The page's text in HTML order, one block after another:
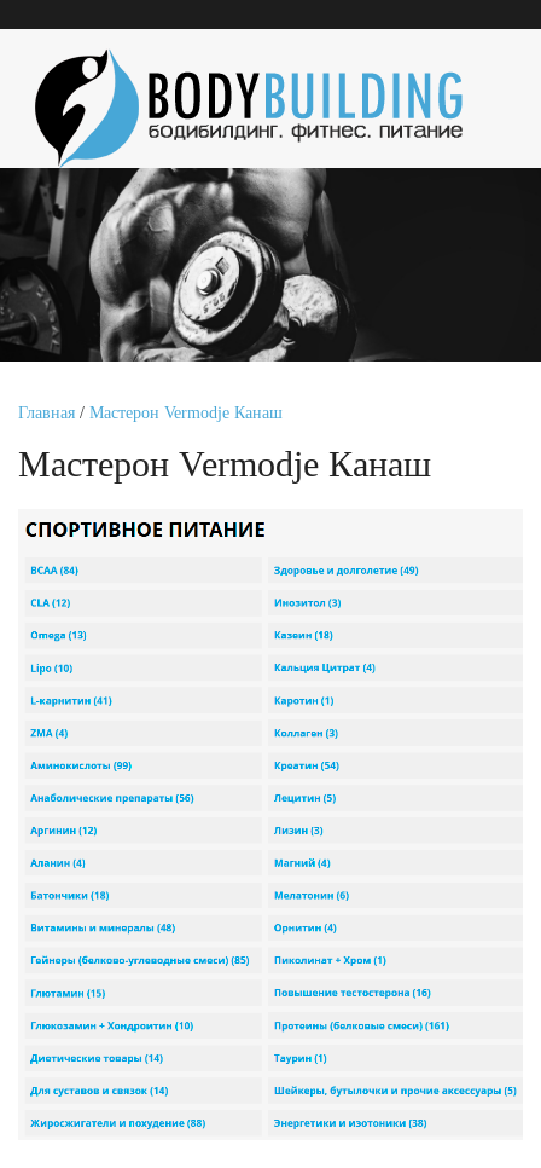
Главная / Мастерон Vermodje Канаш
Мастерон Vermodje Канаш